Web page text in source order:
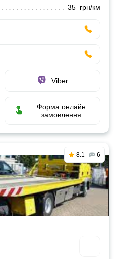
35 грн/км
Viber
Форма онлайн
замовлення
8.1 6